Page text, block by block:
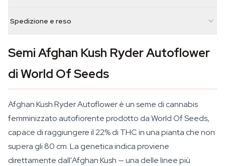
Spedizione e reso
Semi Afghan Kush Ryder Autoflower
di World Of Seeds
Afghan Kush Ryder Autoflower è un seme di cannabis
femminizzato autofiorente prodotto da World Of Seeds,
capace di raggiungere il 22% di THC in una pianta che non
supera gli 80 cm. La genetica indica proviene
direttamente dall'Afghan Kush — una delle linee più